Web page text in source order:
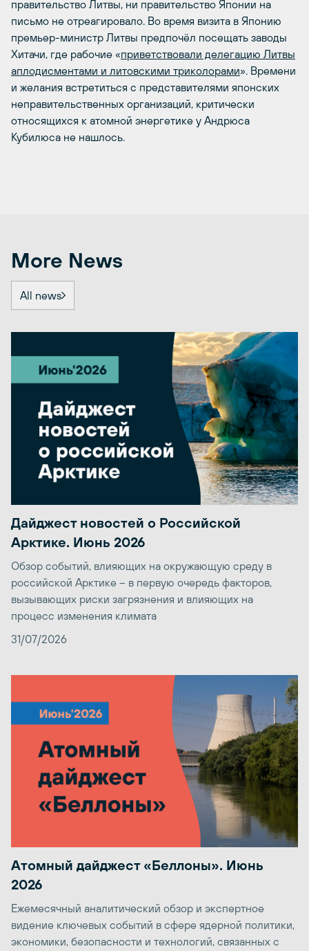
правительство Литвы, ни правительство Японии на
письмо не отреагировало. Во время визита в Японию
премьер-министр Литвы предпочёл посещать заводы
Хитачи, где рабочие «приветствовали делегацию Литвы
аплодисментами и литовскими триколорами». Времени
и желания встретиться с представителями японских
неправительственных организаций, критически
относящихся к атомной энергетике у Андрюса
Кубилюса не нашлось.
More News
All news
Дайджест новостей о Российской
Арктике. Июнь 2026
Обзор событий, влияющих на окружающую среду в
российской Арктике – в первую очередь факторов,
вызывающих риски загрязнения и влияющих на
процесс изменения климата
31/07/2026
Атомный дайджест «Беллоны». Июнь
2026
Ежемесячный аналитический обзор и экспертное
видение ключевых событий в сфере ядерной политики,
экономики, безопасности и технологий, связанных с